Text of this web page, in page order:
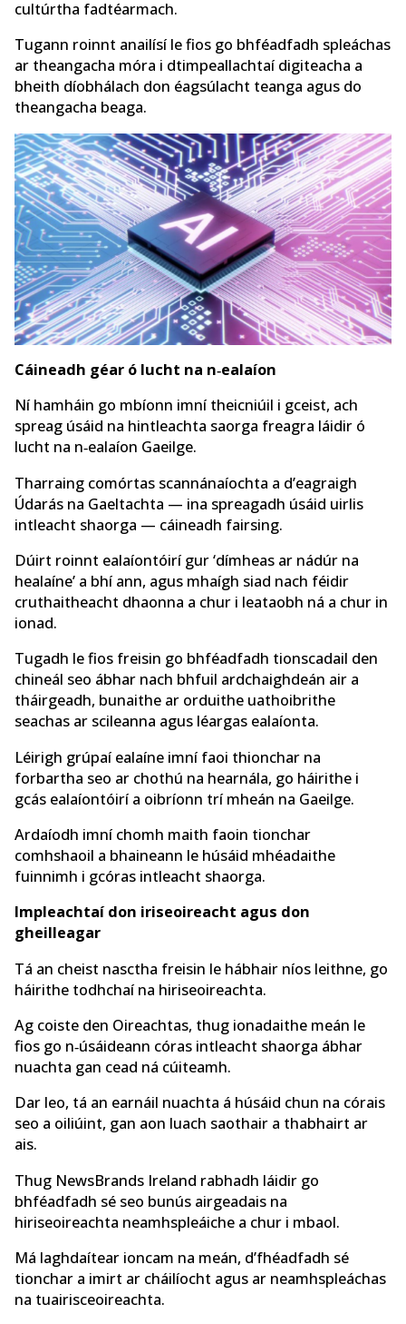
cultúrtha fadtéarmach.
Tugann roinnt anailísí le fios go bhféadfadh spleáchas
ar theangacha móra i dtimpeallachtaí digiteacha a
bheith díobhálach don éagsúlacht teanga agus do
theangacha beaga.
Cáineadh géar ó lucht na n‑ealaíon
Ní hamháin go mbíonn imní theicniúil i gceist, ach
spreag úsáid na hintleachta saorga freagra láidir ó
lucht na n‑ealaíon Gaeilge.
Tharraing comórtas scannánaíochta a d’eagraigh
Údarás na Gaeltachta — ina spreagadh úsáid uirlis
intleacht shaorga — cáineadh fairsing.
Dúirt roinnt ealaíontóirí gur ‘dímheas ar nádúr na
healaíne’ a bhí ann, agus mhaígh siad nach féidir
cruthaitheacht dhaonna a chur i leataobh ná a chur in
ionad.
Tugadh le fios freisin go bhféadfadh tionscadail den
chineál seo ábhar nach bhfuil ardchaighdeán air a
tháirgeadh, bunaithe ar orduithe uathoibrithe
seachas ar scileanna agus léargas ealaíonta.
Léirigh grúpaí ealaíne imní faoi thionchar na
forbartha seo ar chothú na hearnála, go háirithe i
gcás ealaíontóirí a oibríonn trí mheán na Gaeilge.
Ardaíodh imní chomh maith faoin tionchar
comhshaoil a bhaineann le húsáid mhéadaithe
fuinnimh i gcóras intleacht shaorga.
Impleachtaí don iriseoireacht agus don
gheilleagar
Tá an cheist nasctha freisin le hábhair níos leithne, go
háirithe todhchaí na hiriseoireachta.
Ag coiste den Oireachtas, thug ionadaithe meán le
fios go n‑úsáideann córas intleacht shaorga ábhar
nuachta gan cead ná cúiteamh.
Dar leo, tá an earnáil nuachta á húsáid chun na córais
seo a oiliúint, gan aon luach saothair a thabhairt ar
ais.
Thug NewsBrands Ireland rabhadh láidir go
bhféadfadh sé seo bunús airgeadais na
hiriseoireachta neamhspleáiche a chur i mbaol.
Má laghdaítear ioncam na meán, d’fhéadfadh sé
tionchar a imirt ar cháilíocht agus ar neamhspleáchas
na tuairisceoireachta.